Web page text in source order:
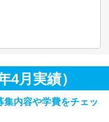
4月実績）
内容や学費をチェッ